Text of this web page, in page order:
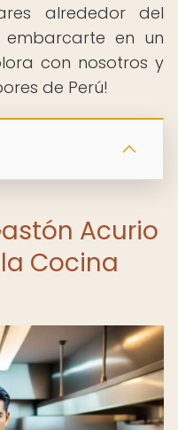
alrededor del
en un
con nosotros y
de Perú!
Acurio
Cocina